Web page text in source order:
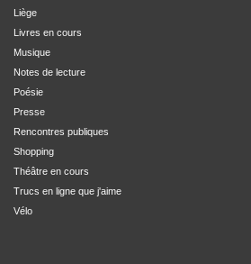
Liège
Livres en cours
Musique
Notes de lecture
Poésie
Presse
Rencontres publiques
Shopping
Théâtre en cours
Trucs en ligne que j'aime
Vélo